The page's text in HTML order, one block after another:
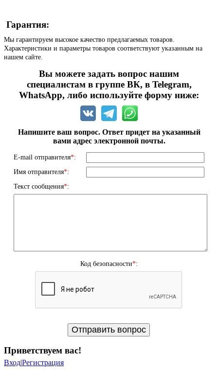
Гарантия:
Мы гарантируем высокое качество предлагаемых товаров.
Характеристики и параметры товаров соответствуют указанным на
нашем сайте.
Вы можете задать вопрос нашим
специалистам в группе ВК, в Telegram,
WhatsApp, либо используйте форму ниже:
Напишите ваш вопрос. Ответ придет на указанный
вами адрес электронной почты.
E-mail отправителя*:
Имя отправителя*:
Текст сообщения*:
Код безопасности*:
Приветствуем вас!
Вход|Регистрация